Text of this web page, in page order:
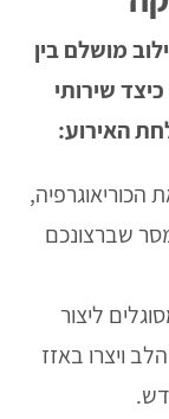
מושלם בין
שירותי
האירוע:
הכוריאוגרפיה,
שברצונכם
ליצור
ויצרו באזז